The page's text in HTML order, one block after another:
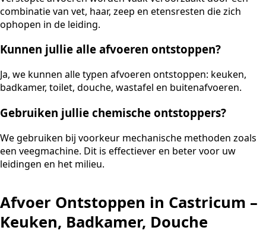
combinatie van vet, haar, zeep en etensresten die zich
ophopen in de leiding.
Kunnen jullie alle afvoeren ontstoppen?
Ja, we kunnen alle typen afvoeren ontstoppen: keuken,
badkamer, toilet, douche, wastafel en buitenafvoeren.
Gebruiken jullie chemische ontstoppers?
We gebruiken bij voorkeur mechanische methoden zoals
een veegmachine. Dit is effectiever en beter voor uw
leidingen en het milieu.
Afvoer Ontstoppen in Castricum –
Keuken, Badkamer, Douche